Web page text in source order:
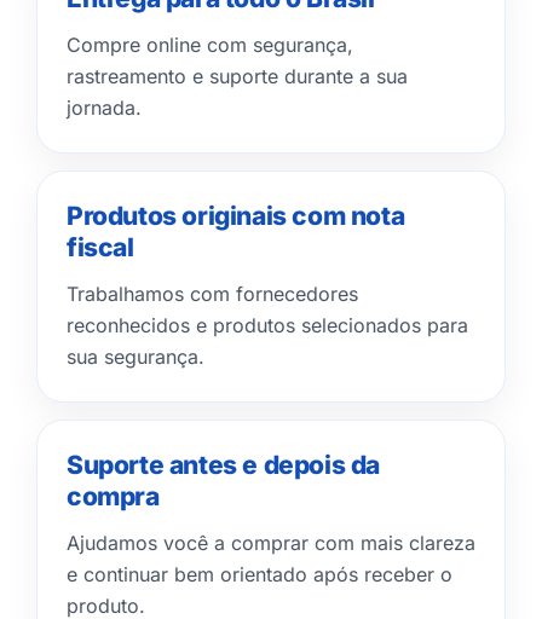
Compre online com segurança,
rastreamento e suporte durante a sua
jornada.
Produtos originais com nota
fiscal
Trabalhamos com fornecedores
reconhecidos e produtos selecionados para
sua segurança.
Suporte antes e depois da
compra
Ajudamos você a comprar com mais clareza
e continuar bem orientado após receber o
produto.